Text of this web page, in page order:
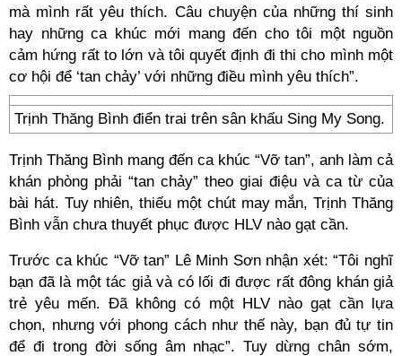
mà mình rất yêu thích. Câu chuyện của những thí sinh
hay những ca khúc mới mang đến cho tôi một nguồn
cảm hứng rất to lớn và tôi quyết định đi thi cho mình một
cơ hội để ‘tan chảy’ với những điều mình yêu thích”.
Trịnh Thăng Bình điển trai trên sân khấu Sing My Song.
Trịnh Thăng Bình mang đến ca khúc “Vỡ tan”, anh làm cả
khán phòng phải “tan chảy” theo giai điệu và ca từ của
bài hát. Tuy nhiên, thiếu một chút may mắn, Trịnh Thăng
Bình vẫn chưa thuyết phục được HLV nào gạt cần.
Trước ca khúc “Vỡ tan” Lê Minh Sơn nhận xét: “Tôi nghĩ
bạn đã là một tác giả và có lối đi được rất đông khán giả
trẻ yêu mến. Đã không có một HLV nào gạt cần lựa
chọn, nhưng với phong cách như thế này, bạn đủ tự tin
để đi trong đời sống âm nhạc”. Tuy dừng chân sớm,